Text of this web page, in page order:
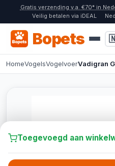
Gratis verzending v.a. €70* in
Veilig betalen via iDEAL
Bopets
HomeVogelsVogelvoerVadigran
Toegevoegd aan